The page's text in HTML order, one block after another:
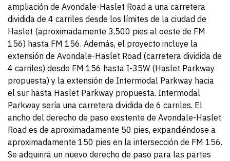
ampliación de Avondale-Haslet Road a una carretera
dividida de 4 carriles desde los límites de la ciudad de
Haslet (aproximadamente 3,500 pies al oeste de FM
156) hasta FM 156. Además, el proyecto incluye la
extensión de Avondale-Haslet Road (carretera dividida de
4 carriles) desde FM 156 hasta I-35W (Haslet Parkway
propuesta) y la extensión de Intermodal Parkway hacia
el sur hasta Haslet Parkway propuesta. Intermodal
Parkway sería una carretera dividida de 6 carriles. El
ancho del derecho de paso existente de Avondale-Haslet
Road es de aproximadamente 50 pies, expandiéndose a
aproximadamente 150 pies en la intersección de FM 156.
Se adquirirá un nuevo derecho de paso para las partes